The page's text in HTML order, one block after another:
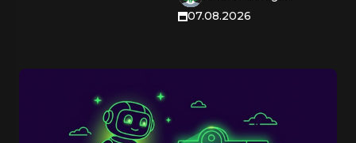
harden their servers
07.08.2026